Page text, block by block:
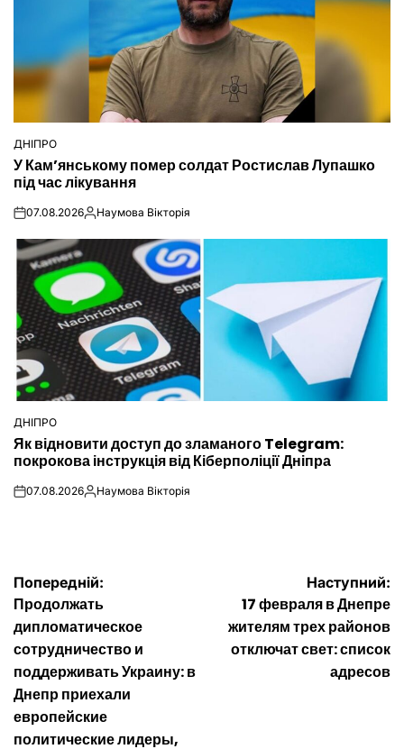
ОПУБЛІКУВАТИ
У
ДНІПРО
У Кам’янському помер солдат Ростислав Лупашко
під час лікування
on07.08.2026Опубліковано
Наумова Вікторія
ОПУБЛІКУВАТИ
У
ДНІПРО
Як відновити доступ до зламаного Telegram:
покрокова інструкція від Кіберполіції Дніпра
on07.08.2026Опубліковано
Наумова Вікторія
Навігація
записів
Попередній:
Продолжать
дипломатическое
сотрудничество и
поддерживать Украину: в
Днепр приехали
европейские
политические лидеры,
Наступний:
17 февраля в Днепре
жителям трех районов
отключат свет: список
адресов